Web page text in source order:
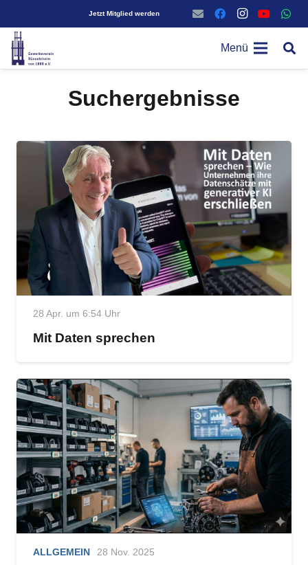
Jetzt Mitglied werden
Menü
Suchergebnisse
28 Apr. um 6:54 Uhr
Mit Daten sprechen
ALLGEMEIN 28 Nov. 2025